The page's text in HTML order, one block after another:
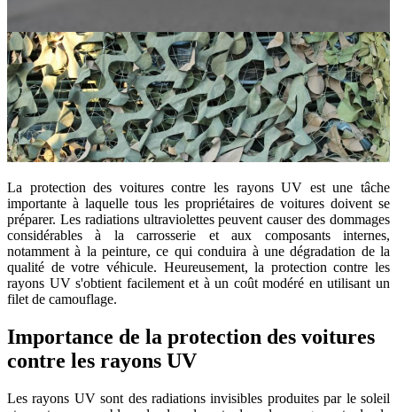
La protection des voitures contre les rayons UV est une tâche
importante à laquelle tous les propriétaires de voitures doivent se
préparer. Les radiations ultraviolettes peuvent causer des dommages
considérables à la carrosserie et aux composants internes,
notamment à la peinture, ce qui conduira à une dégradation de la
qualité de votre véhicule. Heureusement, la protection contre les
rayons UV s'obtient facilement et à un coût modéré en utilisant un
filet de camouflage.
Importance de la protection des voitures
contre les rayons UV
Les rayons UV sont des radiations invisibles produites par le soleil